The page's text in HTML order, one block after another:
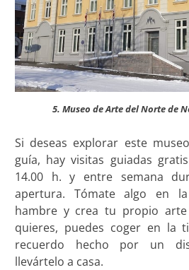
5. Museo de Arte del Norte de
Si deseas explorar este
guía, hay visitas guiadas
14.00 h. y entre semana
apertura. Tómate algo en
hambre y crea tu propio arte
quieres, puedes coger en la
recuerdo hecho por un
llevártelo a casa.